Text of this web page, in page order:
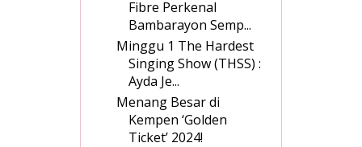
Fibre Perkenal
Bambarayon Semp...
Minggu 1 The Hardest
Singing Show (THSS) :
Ayda Je...
Menang Besar di
Kempen ‘Golden
Ticket’ 2024!